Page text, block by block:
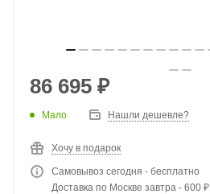
86 695 ₽
Мало Нашли дешевле?
Хочу в подарок
Самовывоз сегодня - бесплатно
Доставка по Москве завтра - 600 ₽